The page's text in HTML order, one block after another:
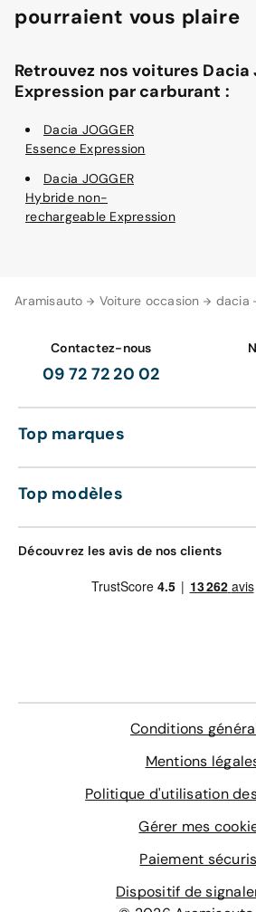
Aramisauto Voiture occasion dacia
pourraient vous plaire
Retrouvez nos voitures Dacia
Expression par carburant :
Dacia JOGGER
Essence Expression
Dacia JOGGER
Hybride non-
rechargeable Expression
Contactez-nous
09 72 72 20 02
Top marques
Top modèles
Découvrez les avis de nos clients
Conditions
Mentions
Politique d'utilisation
Gérer mes
Paiement
Dispositif de